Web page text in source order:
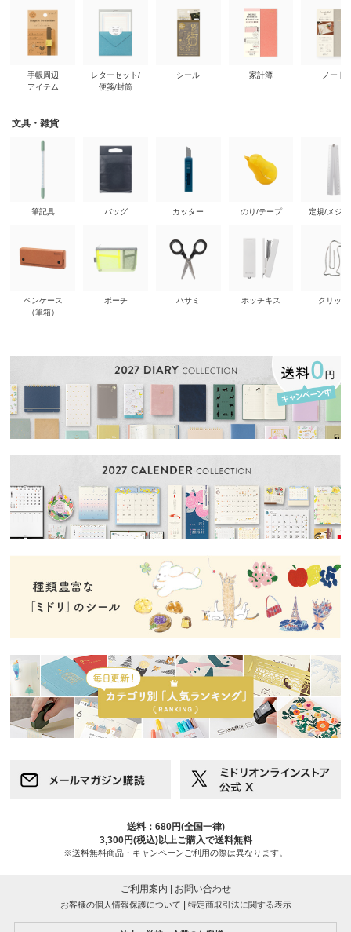
手帳周辺
アイテム
レターセット/
便箋/封筒
シール 家計簿 ノート
文具・雑貨
筆記具
ペンケース
（筆箱）
バッグ
ポーチ
カッター
ハサミ
のり/テープ
ホッチキス
定規/メジ
クリップ
送料：680円(全国一律)
3,300円(税込)以上ご購入で送料無料
※送料無料商品・キャンペーンご利用の際は異なります。
ご利用案内 お問い合わせ
お客様の個人情報保護について 特定商取引法に関する表示